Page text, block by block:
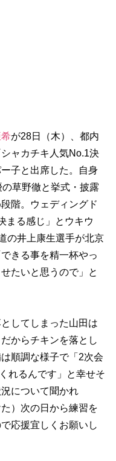
が28日（木）、都内
ャカチキ人気No.1決
ー子と出席した。自身
草野徹と挙式・披露
階。ウェディングド
まる感じ」とウキウ
の井上康生選手が北京
きる事を精一杯やっ
たいと思うので」と
してしまった山田は
からチキンを落とし
順調な様子で「2次会
れるんです」と幸せそ
について聞かれ
）次の日から練習を
応援宜しくお願いし